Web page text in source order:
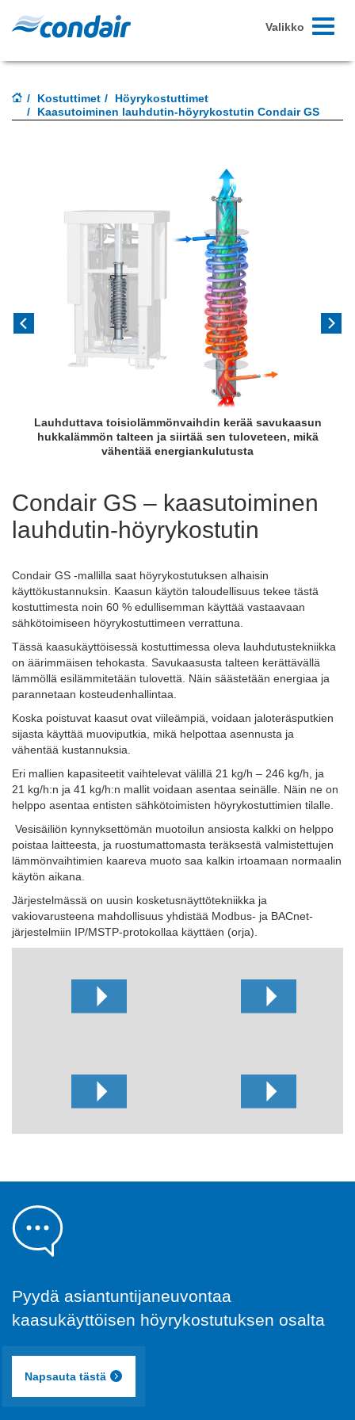
Toggle-
Valikko
Kostuttimet
Höyrykostuttimet
Kaasutoiminen lauhdutin-höyrykostutin Condair GS
Lauhduttava toisiolämmönvaihdin kerää savukaasun
hukkalämmön talteen ja siirtää sen tuloveteen, mikä
vähentää energiankulutusta
Condair GS – kaasutoiminen
lauhdutin-höyrykostutin
Condair GS -mallilla saat höyrykostutuksen alhaisin
käyttökustannuksin. Kaasun käytön taloudellisuus tekee tästä
kostuttimesta noin 60 % edullisemman käyttää vastaavaan
sähkötoimiseen höyrykostuttimeen verrattuna.
Tässä kaasukäyttöisessä kostuttimessa oleva lauhdutustekniikka
on äärimmäisen tehokasta. Savukaasusta talteen kerättävällä
lämmöllä esilämmitetään tulovettä. Näin säästetään energiaa ja
parannetaan kosteudenhallintaa.
Koska poistuvat kaasut ovat viileämpiä, voidaan jaloteräsputkien
sijasta käyttää muoviputkia, mikä helpottaa asennusta ja
vähentää kustannuksia.
Eri mallien kapasiteetit vaihtelevat välillä 21 kg/h – 246 kg/h, ja
21 kg/h:n ja 41 kg/h:n mallit voidaan asentaa seinälle. Näin ne on
helppo asentaa entisten sähkötoimisten höyrykostuttimien tilalle.
Vesisäiliön kynnyksettömän muotoilun ansiosta kalkki on helppo
poistaa laitteesta, ja ruostumattomasta teräksestä valmistettujen
lämmönvaihtimien kaareva muoto saa kalkin irtoamaan normaalin
käytön aikana.
Järjestelmässä on uusin kosketusnäyttötekniikka ja
vakiovarusteena mahdollisuus yhdistää Modbus- ja BACnet-
järjestelmiin IP/MSTP-protokollaa käyttäen (orja).
Pyydä asiantuntijaneuvontaa
kaasukäyttöisen höyrykostutuksen osalta
Napsauta tästä